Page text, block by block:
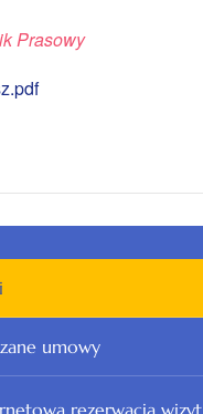
Prasowy
umowy
rezerwacja wizyt